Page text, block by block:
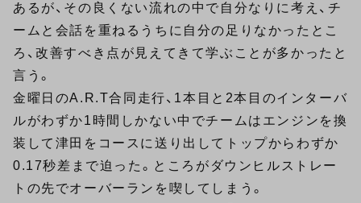
あるが、その良くない流れの中で自分なりに考え、チ
ームと会話を重ねるうちに自分の足りなかったとこ
ろ、改善すべき点が見えてきて学ぶことが多かったと
言う。
金曜日のA.R.T合同走行、1本目と2本目のインターバ
ルがわずか1時間しかない中でチームはエンジンを換
装して津田をコースに送り出してトップからわずか
0.17秒差まで迫った。ところがダウンヒルストレー
トの先でオーバーランを喫してしまう。